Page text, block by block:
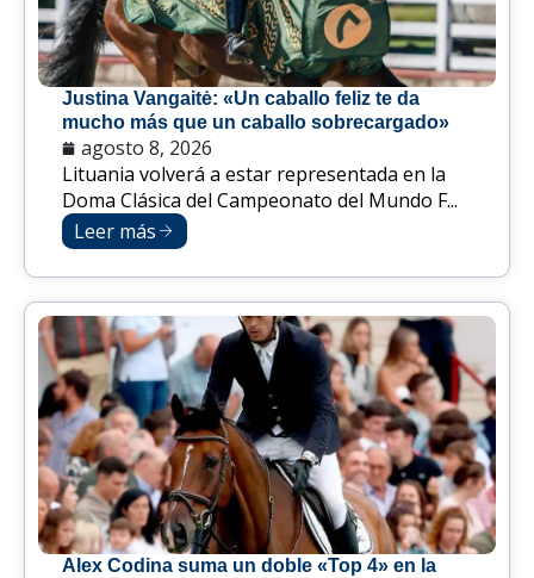
Justina Vangaitė: «Un caballo feliz te da
mucho más que un caballo sobrecargado»
agosto 8, 2026
Lituania volverá a estar representada en la
Doma Clásica del Campeonato del Mundo F...
Leer más
Alex Codina suma un doble «Top 4» en la